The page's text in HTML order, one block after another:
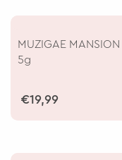
MUZIGAE
5g
€19,99